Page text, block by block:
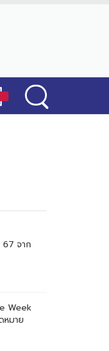
67 จาก
Week
หมาย